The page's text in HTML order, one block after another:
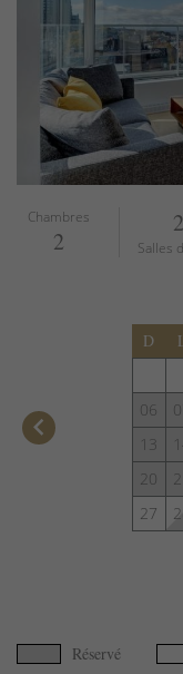
Chambres
2
2
Salles
keyboard_arrow_left
D
06
13
20
27
Réservé